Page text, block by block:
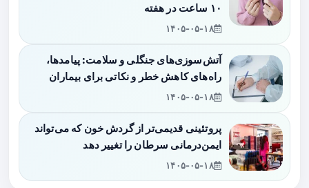
۱۰ ساعت در هفته
۱۴۰۵-۰۵-۱۸
آتش‌سوزی‌های جنگلی و سلامت: پیامدها،
راه‌های کاهش خطر و نکاتی برای بیماران
۱۴۰۵-۰۵-۱۸
پروتئینی قدیمی‌تر از گردش خون که می‌تواند
ایمن‌درمانی سرطان را تغییر دهد
۱۴۰۵-۰۵-۱۸